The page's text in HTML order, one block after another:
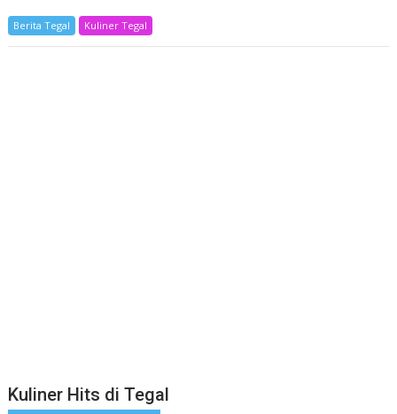
Berita Tegal Kuliner Tegal
Kuliner Hits di Tegal